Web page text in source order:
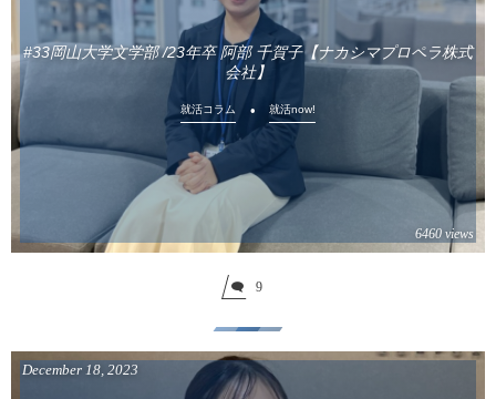
#33岡山大学文学部 /23年卒 阿部 千賀子【ナカシマプロペラ株式
会社】
就活コラム 就活now!
6460 views
9
December 18 2023